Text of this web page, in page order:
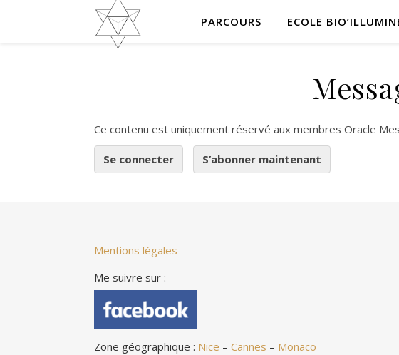
PARCOURS ECOLE
Ce contenu est uniquement réservé aux membres Oracle
Se connecter S’abonner maintenant
Mentions légales
Me suivre sur :
Zone géographique : Nice – Cannes – Monaco